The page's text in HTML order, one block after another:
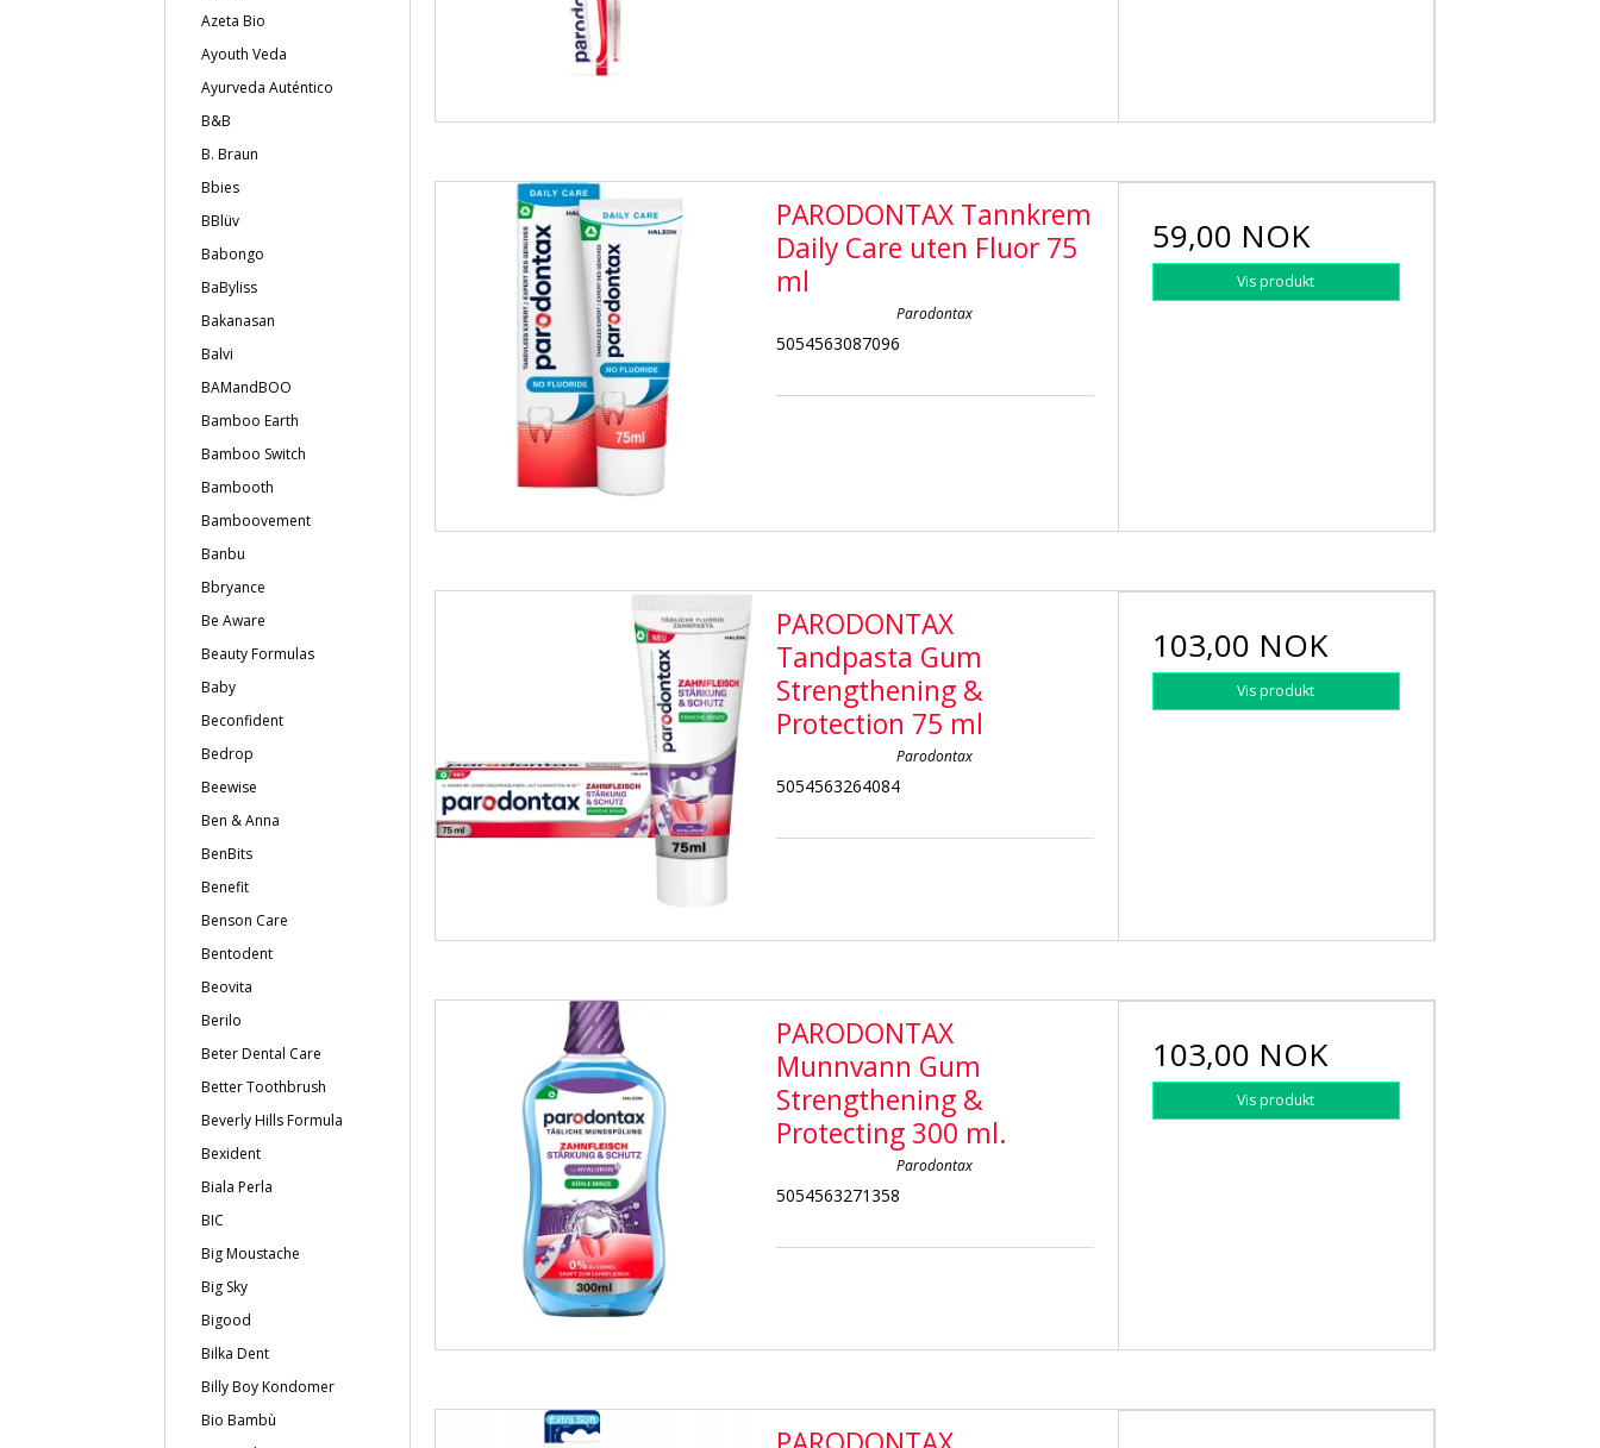
Azeta Bio
Ayouth Veda
Ayurveda Auténtico
B&B
B. Braun
Bbies
BBlüv
Babongo
BaByliss
Bakanasan
Balvi
BAMandBOO
Bamboo Earth
Bamboo Switch
Bambooth
Bamboovement
Banbu
Bbryance
Be Aware
Beauty Formulas
Baby
Beconfident
Bedrop
Beewise
Ben & Anna
BenBits
Benefit
Benson Care
Bentodent
Beovita
Berilo
Beter Dental Care
Better Toothbrush
Beverly Hills Formula
Bexident
Biala Perla
BIC
Big Moustache
Big Sky
Bigood
Bilka Dent
Billy Boy Kondomer
Bio Bambù
PARODONTAX Tannkrem
Daily Care uten Fluor 75
ml
Parodontax
5054563087096
59,00 NOK
Vis produkt
PARODONTAX
Tandpasta Gum
Strengthening &
Protection 75 ml
Parodontax
5054563264084
103,00 NOK
Vis produkt
PARODONTAX
Munnvann Gum
Strengthening &
Protecting 300 ml.
Parodontax
5054563271358
103,00 NOK
Vis produkt